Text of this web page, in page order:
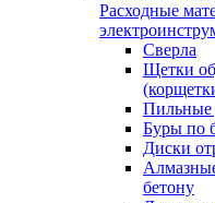
Расходные
Сверла
Щетки
Пильные
Буры по
Диски
бетону